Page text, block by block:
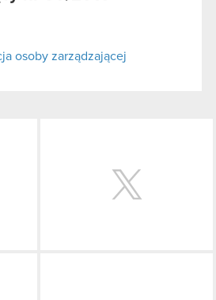
osoby zarządzającej